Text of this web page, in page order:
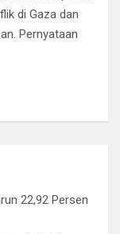
di Gaza dan
Pernyataan
22,92 Persen